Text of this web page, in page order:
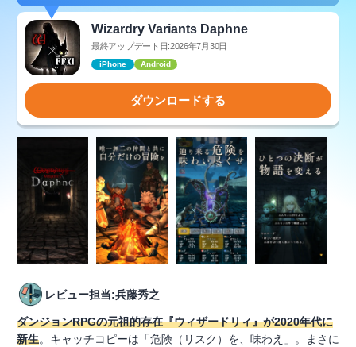
Wizardry Variants Daphne
最終アップデート日:2026年7月30日
iPhone Android
ダウンロードする
レビュー担当:兵藤秀之
ダンジョンRPGの元祖的存在『ウィザードリィ』が2020年代に
新生。キャッチコピーは「危険（リスク）を、味わえ」。まさに